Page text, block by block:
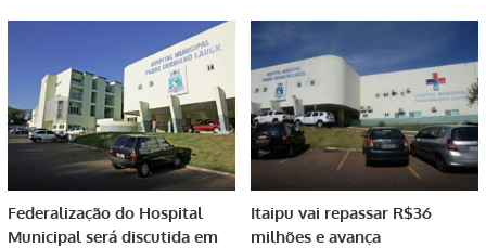
Federalização do Hospital
Municipal será discutida em
Itaipu vai repassar R$36
milhões e avança